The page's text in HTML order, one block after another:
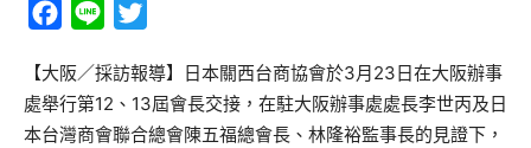
Facebook
Line
【大阪／採訪報導】日本關西台商協會於3月23日在大阪辦事
處舉行第12、13屆會長交接，在駐大阪辦事處處長李世丙及日
本台灣商會聯合總會陳五福總會長、林隆裕監事長的見證下，